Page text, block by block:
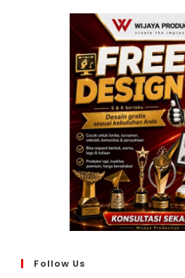
Follow Us